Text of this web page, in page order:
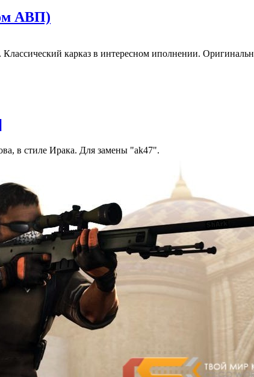
АВП)
карказ в интересном иполнении.
в стиле Ирака. Для замены "ak47".